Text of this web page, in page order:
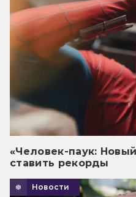
«Человек-паук:
ставить рекорды
Новости